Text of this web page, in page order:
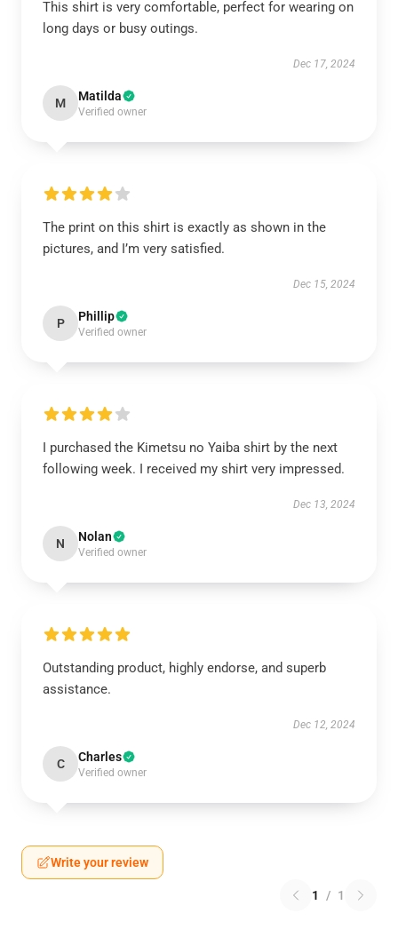
This shirt is very comfortable, perfect for wearing on
long days or busy outings.
Dec 17, 2024
M Matilda
Verified owner
The print on this shirt is exactly as shown in the
pictures, and I’m very satisfied.
Dec 15, 2024
P Phillip
Verified owner
I purchased the Kimetsu no Yaiba shirt by the next
following week. I received my shirt very impressed.
Dec 13, 2024
N Nolan
Verified owner
Outstanding product, highly endorse, and superb
assistance.
Dec 12, 2024
C Charles
Verified owner
Write your review
1 / 1